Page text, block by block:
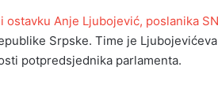
ostavku Anje Ljubojević, poslanika
Srpske. Time je Ljubojevićeva
potpredsjednika parlamenta.